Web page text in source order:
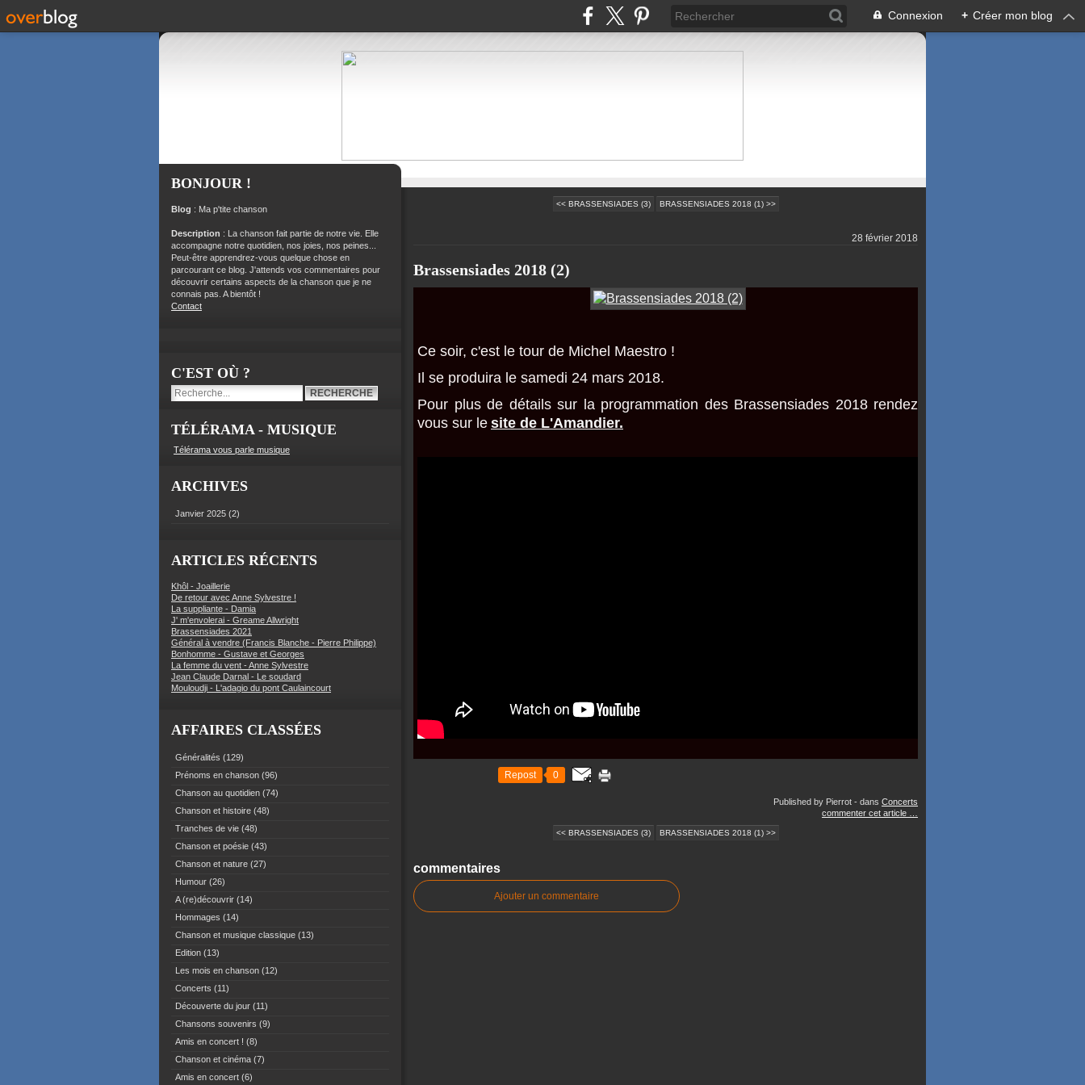
Connexion + Créer mon blog
BONJOUR !
Blog : Ma p'tite chanson
Description : La chanson fait partie de notre vie. Elle
accompagne notre quotidien, nos joies, nos peines...
Peut-être apprendrez-vous quelque chose en
parcourant ce blog. J'attends vos commentaires pour
découvrir certains aspects de la chanson que je ne
connais pas. A bientôt !
Contact
C'EST OÙ ?
TÉLÉRAMA - MUSIQUE
Télérama vous parle musique
ARCHIVES
Janvier 2025 (2)
ARTICLES RÉCENTS
Khôl - Joaillerie
De retour avec Anne Sylvestre !
La suppliante - Damia
J' m'envolerai - Greame Allwright
Brassensiades 2021
Général à vendre (Francis Blanche - Pierre Philippe)
Bonhomme - Gustave et Georges
La femme du vent - Anne Sylvestre
Jean Claude Darnal - Le soudard
Mouloudji - L'adagio du pont Caulaincourt
AFFAIRES CLASSÉES
Généralités (129)
Prénoms en chanson (96)
Chanson au quotidien (74)
Chanson et histoire (48)
Tranches de vie (48)
Chanson et poésie (43)
Chanson et nature (27)
Humour (26)
A (re)découvrir (14)
Hommages (14)
Chanson et musique classique (13)
Edition (13)
Les mois en chanson (12)
Concerts (11)
Découverte du jour (11)
Chansons souvenirs (9)
Amis en concert ! (8)
Chanson et cinéma (7)
Amis en concert (6)
<< BRASSENSIADES (3) BRASSENSIADES 2018 (1) >>
28 février 2018
Brassensiades 2018 (2)
Ce soir, c'est le tour de Michel Maestro !
Il se produira le samedi 24 mars 2018.
Pour plus de détails sur la programmation des Brassensiades 2018 rendez
vous sur le site de L'Amandier.
Repost 0
Published by Pierrot - dans Concerts
commenter cet article
<< BRASSENSIADES (3) BRASSENSIADES 2018 (1) >>
commentaires
Ajouter un commentaire